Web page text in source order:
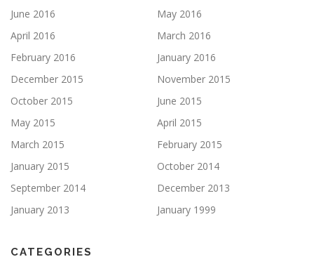
June 2016
May 2016
April 2016
March 2016
February 2016
January 2016
December 2015
November 2015
October 2015
June 2015
May 2015
April 2015
March 2015
February 2015
January 2015
October 2014
September 2014
December 2013
January 2013
January 1999
CATEGORIES